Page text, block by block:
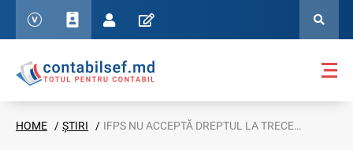
HOME ȘTIRI IFPS NU ACCEPTĂ DREPTUL LA TRECEREA ÎN CONT A SUMELOR TVA ÎN BAZA COPIILOR FACTURILOR FISCALE AUTENTIFICATE NOTARIAL, SE ACCEPTĂ DOAR ORIGINALUL EXEMPLARULUI DOI